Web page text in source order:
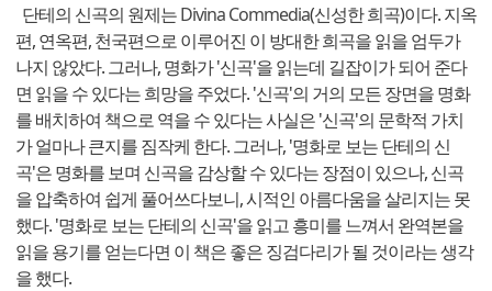
단테의 신곡의 원제는Divina Commedia(신성한 희곡)이다. 지옥
편, 연옥편, 천국편으로 이루어진 이 방대한 희곡을 읽을 엄두가
나지 않았다. 그러나, 명화가 '신곡'을 읽는데 길잡이가 되어 준다
면 읽을 수 있다는 희망을 주었다. '신곡'의 거의 모든 장면을 명화
를 배치하여 책으로 역을 수 있다는 사실은 '신곡'의 문학적 가치
가 얼마나 큰지를 짐작케 한다. 그러나, '명화로 보는 단테의 신
곡'은 명화를 보며 신곡을 감상할 수 있다는 장점이 있으나, 신곡
을 압축하여 쉽게 풀어쓰다보니, 시적인 아름다움을 살리지는 못
했다. '명화로 보는 단테의 신곡'을 읽고 흥미를 느껴서 완역본을
읽을 용기를 얻는다면 이 책은 좋은 징검다리가 될 것이라는 생각
을 했다.